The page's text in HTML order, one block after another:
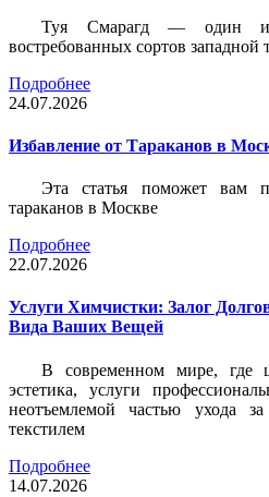
Туя Смарагд — один
востребованных сортов западной
Подробнее
24.07.2026
Избавление от Тараканов в
Эта статья поможет вам
тараканов в Москве
Подробнее
22.07.2026
Услуги Химчистки: Залог
Вида Ваших Вещей
В современном мире, где
эстетика, услуги
неотъемлемой частью ухода
текстилем
Подробнее
14.07.2026